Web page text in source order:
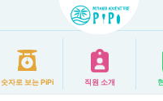
숫자로 보는 PiPi 직원 소개